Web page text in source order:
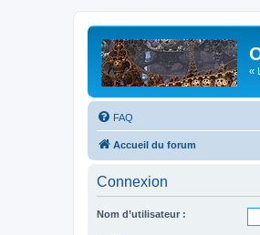
«
FAQ
Accueil du forum
Connexion
Nom d’utilisateur :